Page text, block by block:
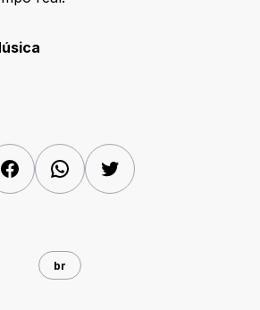
FacebookWhatsAppTwitter
br